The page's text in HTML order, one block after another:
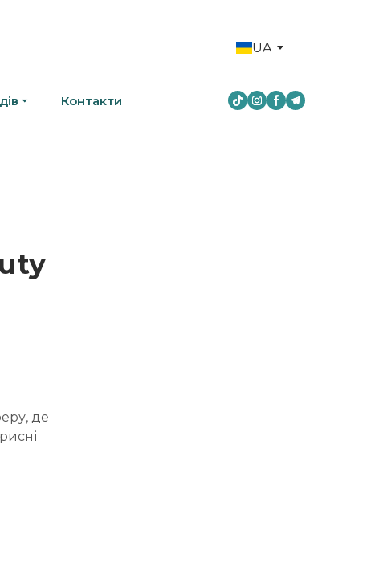
Контакти
UA
де